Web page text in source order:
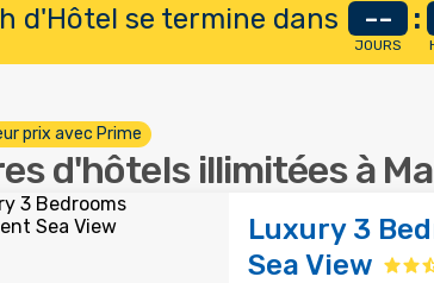
d'Hôtel se termine dans --
JOURS
:
prix avec Prime
d'hôtels illimitées à
Luxury 3
Sea View